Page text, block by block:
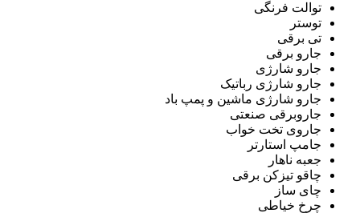
توالت فرنگی
توستر
تی برقی
جارو برقی
جارو شارژی
جارو شارژی رباتیک
جارو شارژی ماشین و پمپ باد
جاروبرقی صنعتی
جاروی تخت خواب
جامپ استارتر
جعبه ناهار
چاقو تیزکن برقی
چای ساز
چرخ خیاطی